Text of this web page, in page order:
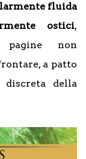
fluida
ostici,
non
a patto
discreta della